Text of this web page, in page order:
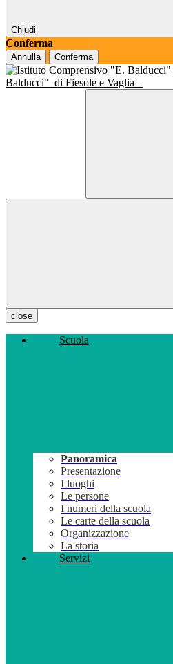
Chiudi
Conferma
Annulla Conferma
Balducci" di Fiesole e Vaglia
close
Scuola
Panoramica
Presentazione
I luoghi
Le persone
I numeri della scuola
Le carte della scuola
Organizzazione
La storia
Servizi